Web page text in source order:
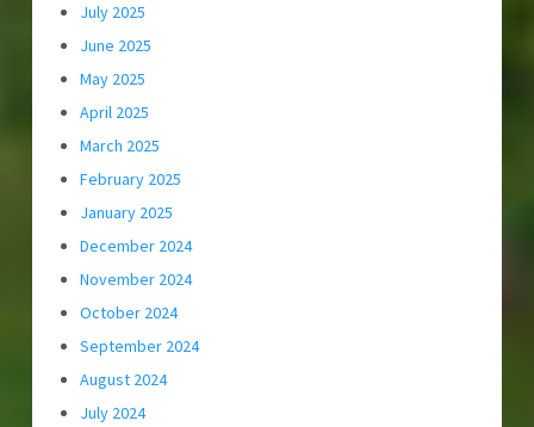
July 2025
June 2025
May 2025
April 2025
March 2025
February 2025
January 2025
December 2024
November 2024
October 2024
September 2024
August 2024
July 2024